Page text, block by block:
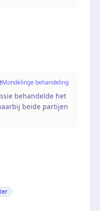
Mondelinge behandeling
behandelde het
beide partijen